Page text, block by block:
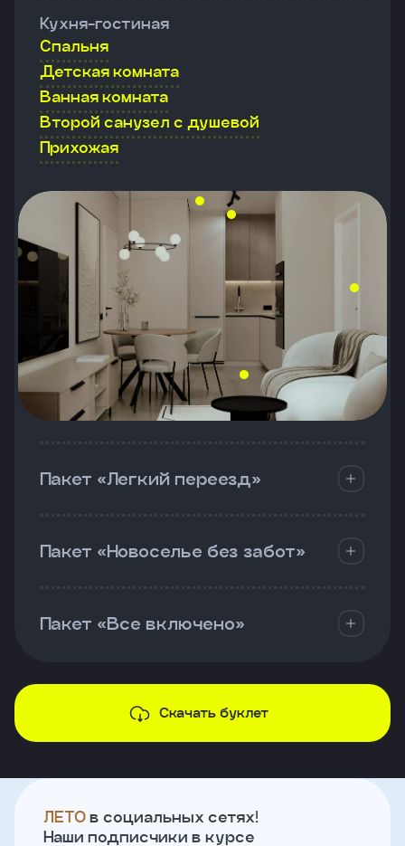
Кухня-гостиная
Спальня
Детская комната
Ванная комната
Второй санузел с душевой
Прихожая
Пакет «Легкий переезд»
Пакет «Новоселье без забот»
Пакет «Все включено»
Скачать буклет
ЛЕТО в социальных сетях!
Наши подписчики в курсе